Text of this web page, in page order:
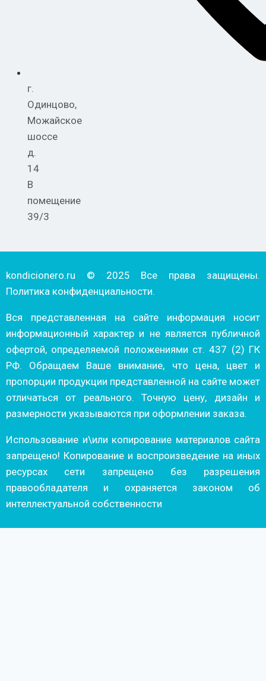
г.
Одинцово,
Можайское
шоссе
д.
14
В
помещение
39/3
kondicionero.ru © 2025 Все права защищены.
Политика конфиденциальности.
Вся представленная на сайте информация носит
информационный характер и не является публичной
офертой, определяемой положениями ст. 437 (2) ГК
РФ. Обращаем Ваше внимание, что цена, цвет и
пропорции продукции представленной на сайте может
отличаться от реального. Точную цену, дизайн и
размерности указываются при оформлении заказа.
Использование и\или копирование материалов сайта
запрещено! Копирование и воспроизведение на иных
ресурсах сети запрещено без разрешения
правообладателя и охраняется законом об
интеллектуальной собственности